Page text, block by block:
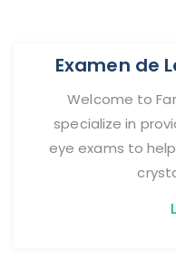
Examen de
Welcome to
specialize in
eye exams to